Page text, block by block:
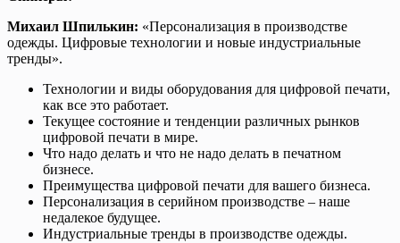
Михаил Шпилькин: «Персонализация в производстве
одежды. Цифровые технологии и новые индустриальные
тренды».
Технологии и виды оборудования для цифровой печати,
как все это работает.
Текущее состояние и тенденции различных рынков
цифровой печати в мире.
Что надо делать и что не надо делать в печатном
бизнесе.
Преимущества цифровой печати для вашего бизнеса.
Персонализация в серийном производстве – наше
недалекое будущее.
Индустриальные тренды в производстве одежды.